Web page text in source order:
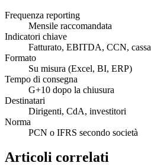
Frequenza reporting
Mensile raccomandata
Indicatori chiave
Fatturato, EBITDA, CCN, cassa
Formato
Su misura (Excel, BI, ERP)
Tempo di consegna
G+10 dopo la chiusura
Destinatari
Dirigenti, CdA, investitori
Norma
PCN o IFRS secondo società
Articoli correlati